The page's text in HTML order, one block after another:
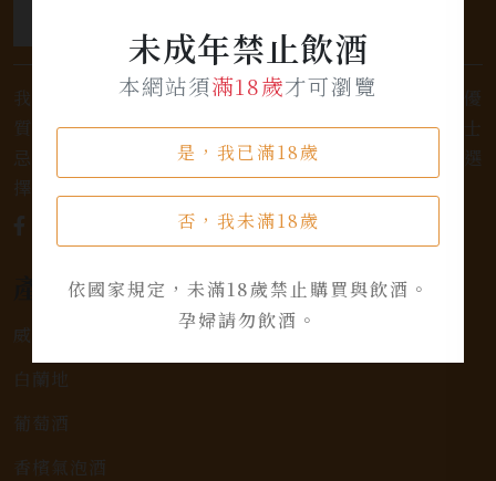
未成年禁止飲酒
本網站須滿18歲才可瀏覽
是，我已滿18歲
否，我未滿18歲
依國家規定，未滿18歲禁止購買與飲酒。
孕婦請勿飲酒。
我們是專業銷售威士忌及各式酒類的店家，為您提供優
質的選擇和卓越的服務。不論您是熱愛品味經典的威士
忌，或者尋求一款特殊的葡萄酒，我們都有廣泛的選
擇，滿足您的個人口味和喜好。
產品類別
威士忌
白蘭地
葡萄酒
香檳氣泡酒